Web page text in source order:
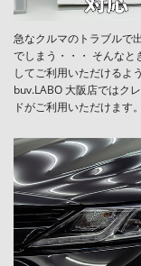
急なクルマのトラブルで
でしまう・・・ そんなと
してご利用いただけるよ
buv.LABO 大阪店ではク
ドがご利用いただけます。